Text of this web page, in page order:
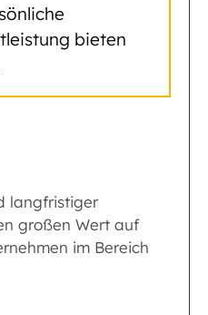
bieten
langfristiger
großen Wert auf
im Bereich